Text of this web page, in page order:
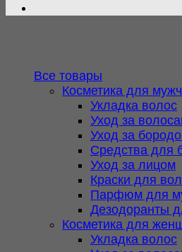
Все товары
Косметика для
Укладка волос
Уход за
Уход за
Средства для
Уход за лицом
Краски для
Парфюм для
Дезодоранты
Косметика для
Укладка волос